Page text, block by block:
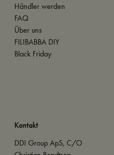
Händler werden
FAQ
Über uns
FILIBABBA DIY
Black Friday
Kontakt
DDI Group ApS, C/O